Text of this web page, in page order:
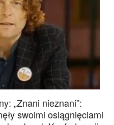
„Znani nieznani”:
swoimi osiągnięciami